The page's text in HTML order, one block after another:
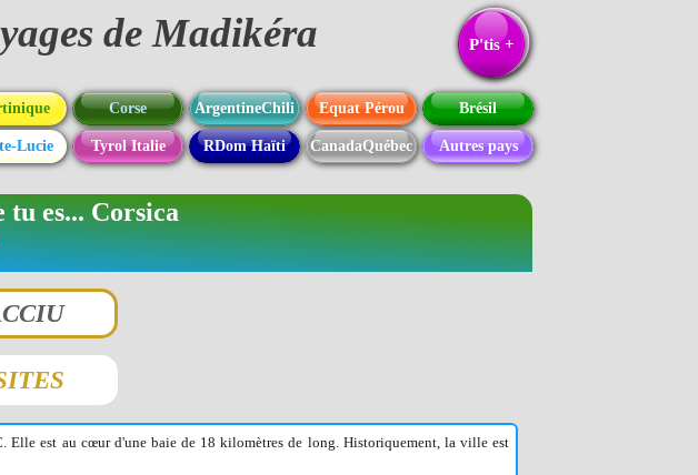
est au cœur d'une baie de 18 kilomètres de long. Historiquement, la ville est
tu es... Corsica
Corse
Lucie Tyrol Italie Autres pays
CanadaQuébec
Brésil
Equat Pérou
RDom Haïti
ArgentineChili
P'tis +
Texte
de Madikéra